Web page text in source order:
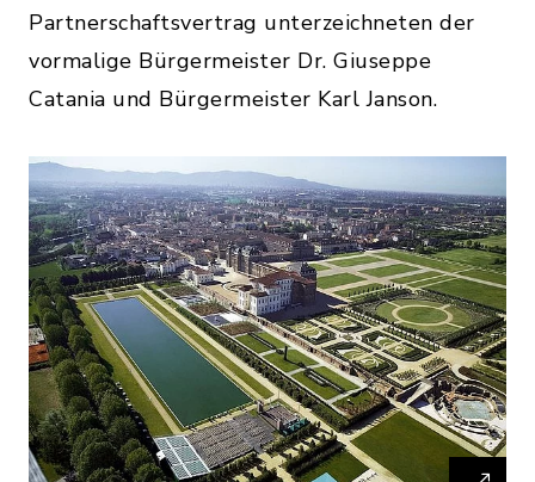
Partnerschaftsvertrag unterzeichneten der
vormalige Bürgermeister Dr. Giuseppe
Catania und Bürgermeister Karl Janson.